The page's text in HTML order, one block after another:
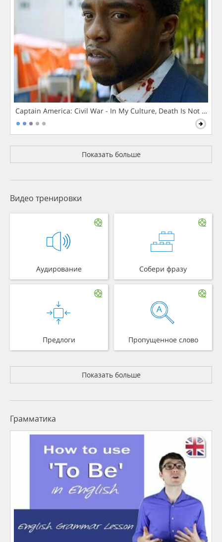
Captain America: Civil War - In My Culture, Death Is Not The
Показать больше
Видео тренировки
Аудирование Собери фразу
Предлоги Пропущенное слово
Показать больше
Грамматика